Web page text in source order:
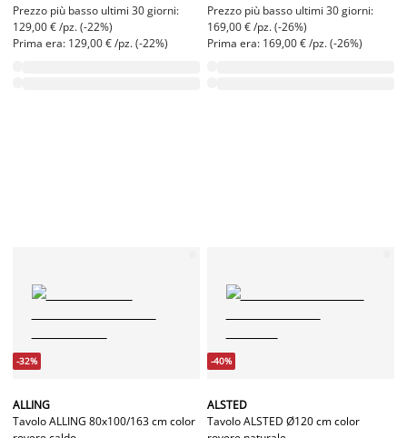
Prezzo più basso ultimi 30 giorni:
129,00 € /pz. (-22%)
Prima era: 129,00 € /pz. (-22%)
Prezzo più basso ultimi 30 giorni:
169,00 € /pz. (-26%)
Prima era: 169,00 € /pz. (-26%)
-32%
ALLING
Tavolo ALLING 80x100/163 cm color
-40%
ALSTED
Tavolo ALSTED Ø120 cm color